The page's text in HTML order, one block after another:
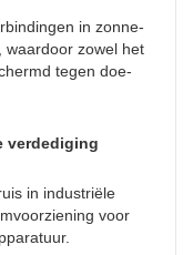
in zonne-
waardoor zowel het
tegen doe-
verdediging
in industriële
voor